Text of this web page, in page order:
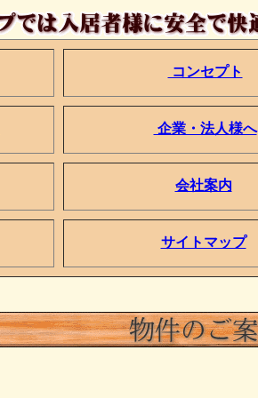
コンセプト
企業・法人様へ
会社案内
サイトマップ